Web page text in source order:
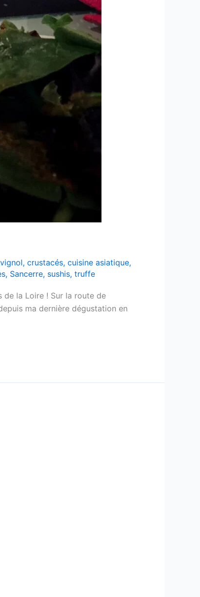
, crustacés, cuisine asiatique,
, Sancerre, sushis, truffe
de la Loire ! Sur la route de
ma dernière dégustation en